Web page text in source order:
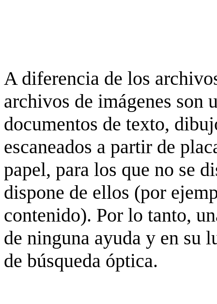
A diferencia de los
archivos de imágenes son
documentos de texto,
escaneados a partir de
papel, para los que no se
dispone de ellos (por
contenido). Por lo tanto,
de ninguna ayuda y en su
de búsqueda óptica.